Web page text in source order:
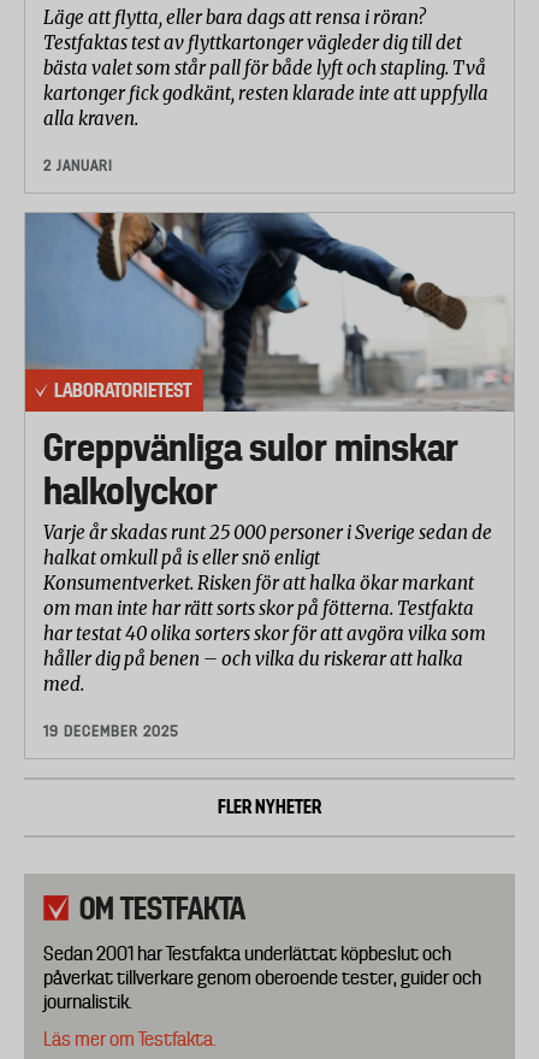
Läge att flytta, eller bara dags att rensa i röran?
Testfaktas test av flyttkartonger vägleder dig till det
bästa valet som står pall för både lyft och stapling. Två
kartonger fick godkänt, resten klarade inte att uppfylla
alla kraven.
2 JANUARI
LABORATORIETEST
Greppvänliga sulor minskar
halkolyckor
Varje år skadas runt 25 000 personer i Sverige sedan de
halkat omkull på is eller snö enligt
Konsumentverket. Risken för att halka ökar markant
om man inte har rätt sorts skor på fötterna. Testfakta
har testat 40 olika sorters skor för att avgöra vilka som
håller dig på benen – och vilka du riskerar att halka
med.
19 DECEMBER 2025
FLER NYHETER
OM TESTFAKTA
Sedan 2001 har Testfakta underlättat köpbeslut och
påverkat tillverkare genom oberoende tester, guider och
journalistik.
Läs mer om Testfakta.